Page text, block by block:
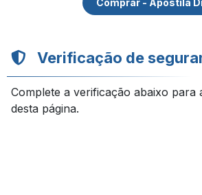
Comprar - Apostila
Verificação de
Complete a verificação abaixo para
desta página.